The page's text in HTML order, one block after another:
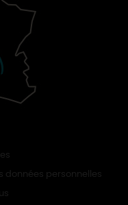
données personnelles